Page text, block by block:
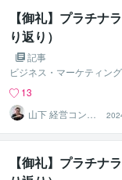
【御礼】プラチナ
り返り）
記事
ビジネス・マーケティング
13
山下 経営コンサ
ル／コーチ
【御礼】プラチナ